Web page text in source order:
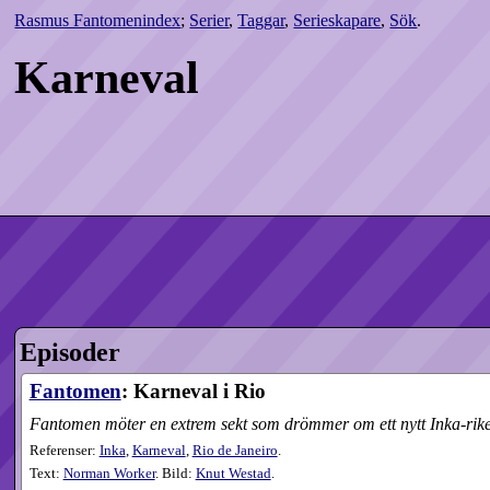
Rasmus Fantomenindex; Serier,Taggar, Serieskapare, Sök.
Karneval
Episoder
Fantomen: Karneval i Rio
Fantomen möter en extrem sekt som drömmer om ett nytt Inka-
Referenser: Inka Karneval Rio de Janeiro
Text: Norman Worker. Bild: Knut Westad.